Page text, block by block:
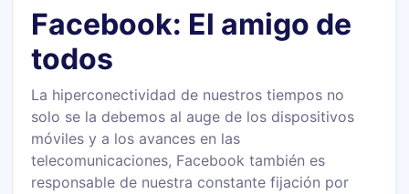
Facebook: El amigo de
todos
La hiperconectividad de nuestros tiempos no
solo se la debemos al auge de los dispositivos
móviles y a los avances en las
telecomunicaciones, Facebook también es
responsable de nuestra constante fijación por